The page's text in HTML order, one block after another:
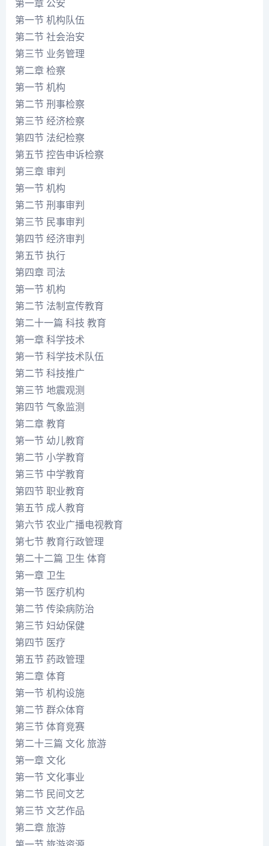
第一章 公安
第一节 机构队伍
第二节 社会治安
第三节 业务管理
第二章 检察
第一节 机构
第二节 刑事检察
第三节 经济检察
第四节 法纪检察
第五节 控告申诉检察
第三章 审判
第一节 机构
第二节 刑事审判
第三节 民事审判
第四节 经济审判
第五节 执行
第四章 司法
第一节 机构
第二节 法制宣传教育
第二十一篇 科技 教育
第一章 科学技术
第一节 科学技术队伍
第二节 科技推广
第三节 地震观测
第四节 气象监测
第二章 教育
第一节 幼儿教育
第二节 小学教育
第三节 中学教育
第四节 职业教育
第五节 成人教育
第六节 农业广播电视教育
第七节 教育行政管理
第二十二篇 卫生 体育
第一章 卫生
第一节 医疗机构
第二节 传染病防治
第三节 妇幼保健
第四节 医疗
第五节 药政管理
第二章 体育
第一节 机构设施
第二节 群众体育
第三节 体育竞赛
第二十三篇 文化 旅游
第一章 文化
第一节 文化事业
第二节 民间文艺
第三节 文艺作品
第二章 旅游